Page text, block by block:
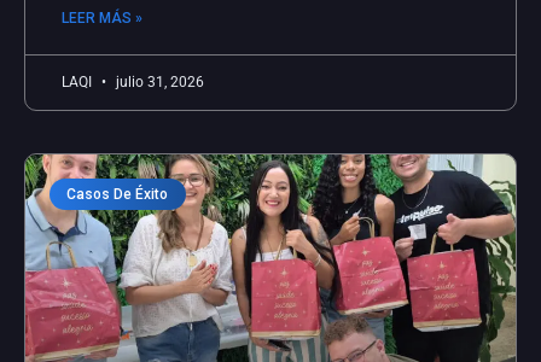
LEER MÁS »
LAQI julio 31, 2026
Casos De Éxito